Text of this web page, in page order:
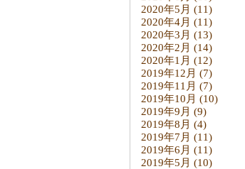
2020年5月 (11)
2020年4月 (11)
2020年3月 (13)
2020年2月 (14)
2020年1月 (12)
2019年12月 (7)
2019年11月 (7)
2019年10月 (10)
2019年9月 (9)
2019年8月 (4)
2019年7月 (11)
2019年6月 (11)
2019年5月 (10)